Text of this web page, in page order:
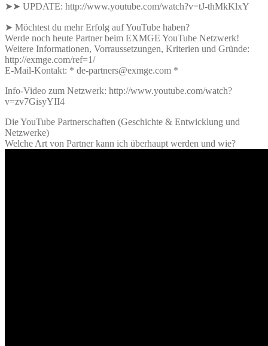
➤➤ UPDATE: http://www.youtube.com/watch?v=tJ-thMkKlxY
➤ Möchtest du mehr Erfolg auf YouTube haben?
Werde noch heute Partner beim EXMGE YouTube Netzwerk!
Weitere Informationen, Vorraussetzungen, Kriterien und Gründe:
http://exmge.com/ref=1/
E-Mail-Kontakt: * de-partners@exmge.com *
Info-Video zum Netzwerk: http://www.youtube.com/watch?
v=zv7GisyYII4
Die YouTube Partnerschaften (Geschichte & Entwicklung und
Netzwerke)
Welche Art von Partner kann ich überhaupt werden und wie?